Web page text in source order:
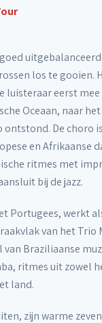
los te gooien.
luisteraar eerst mee
Oceaan, naar het
ontstond. De choro
en Afrikaanse
ritmes met
bij de jazz.
Portugees, werkt
van het Trio
Braziliaanse
ritmes uit zowel
land.
zijn warme